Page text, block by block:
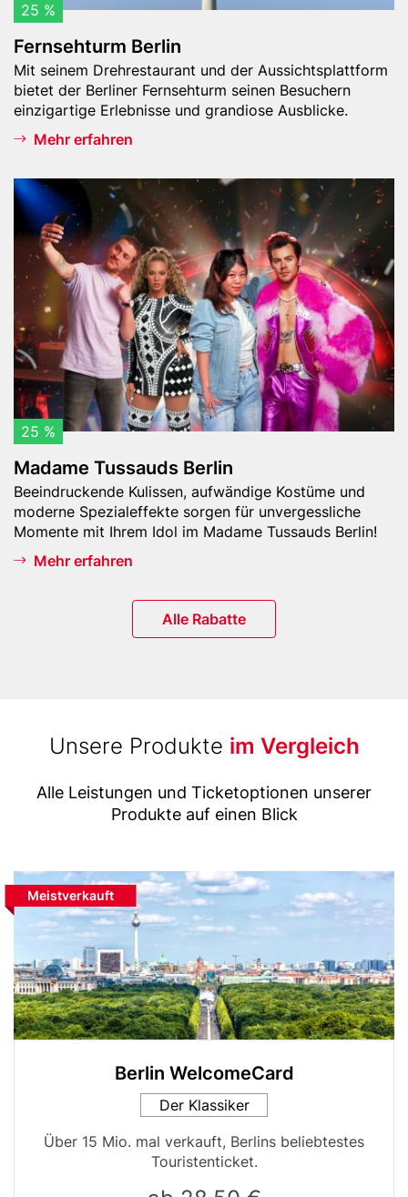
e
r
l
i
n
25 %
Fernsehturm Berlin
Teaser
-
Text
Mit seinem Drehrestaurant und der Aussichtsplattform
bietet der Berliner Fernsehturm seinen Besuchern
einzigartige Erlebnisse und grandiose Ausblicke.
Mehr erfahren
Header
Bild
M
a
d
m
T
u
s
s
s
B
e
r
l
25 %
Madame Tussauds Berlin
Teaser
-
Text
Beeindruckende Kulissen, aufwändige Kostüme und
moderne Spezialeffekte sorgen für unvergessliche
Momente mit Ihrem Idol im Madame Tussauds Berlin!
Mehr erfahren
Alle Rabatte
Title
highlight
Unsere Produkte im Vergleich
TextAlle Leistungen und Ticketoptionen unserer
Produkte auf einen Blick
Block
reference
Bild
Etikett
für
Vergleichstabelle
hervorheben
Meistverkauft
Berlin WelcomeCard
Der Klassiker
Tabellen-
Über 15 Mio. mal verkauft, Berlins beliebtestes
Touristenticket.